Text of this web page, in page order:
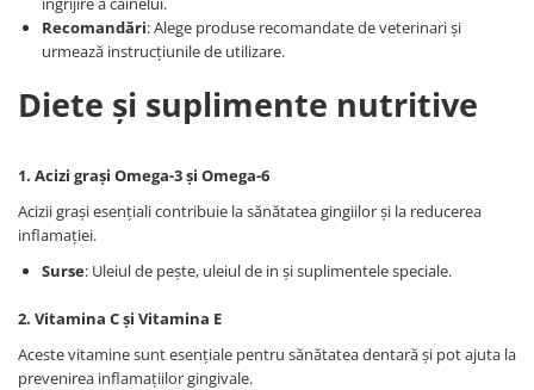
Recomandări: Alege produse recomandate de veterinari și
urmează instrucțiunile de utilizare.
Diete și suplimente nutritive
1. Acizi grași Omega-3 și Omega-6
Acizii grași esențiali contribuie la sănătatea gingiilor și la reducerea
inflamației.
Surse: Uleiul de pește, uleiul de in și suplimentele speciale.
2. Vitamina C și Vitamina E
Aceste vitamine sunt esențiale pentru sănătatea dentară și pot ajuta la
prevenirea inflamațiilor gingivale.